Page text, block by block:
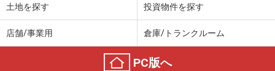
土地を探す 投資物件を探す
店舗/事業用 倉庫/トランクルーム
PC版へ